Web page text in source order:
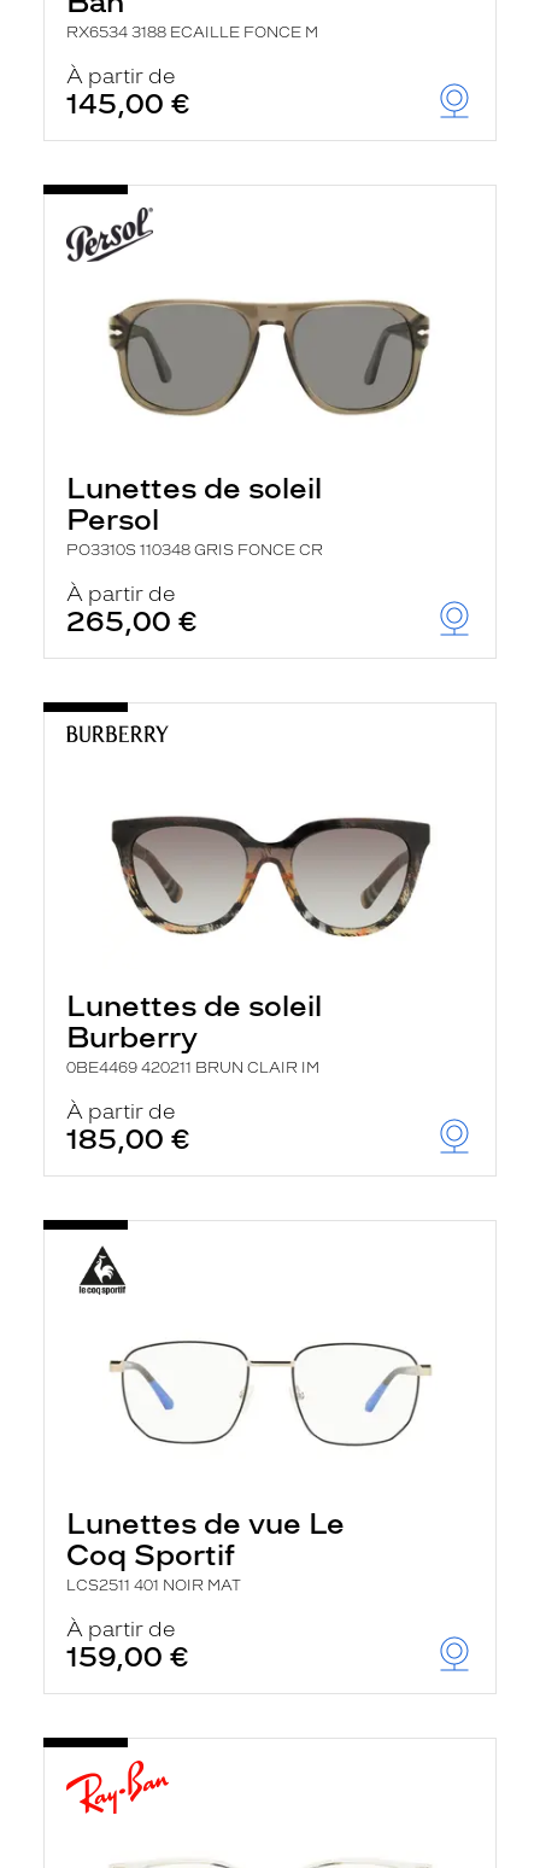
RX6534 3188 ECAILLE FONCE M
À partir de
145,00 €
Lunettes de soleil
Persol
PO3310S 110348 GRIS FONCE CR
À partir de
265,00 €
Lunettes de soleil
Burberry
0BE4469 420211 BRUN CLAIR IM
À partir de
185,00 €
Lunettes de vue Le
Coq Sportif
LCS2511 401 NOIR MAT
À partir de
159,00 €